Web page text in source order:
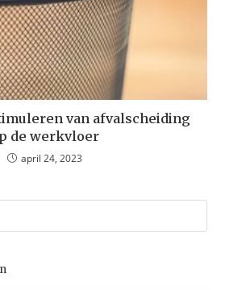
van afvalscheiding
de werkvloer
april 24, 2023